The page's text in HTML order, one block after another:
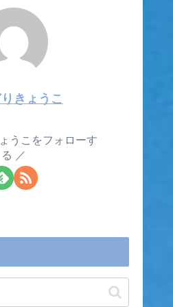
きょうこ
うこをフォローす
る